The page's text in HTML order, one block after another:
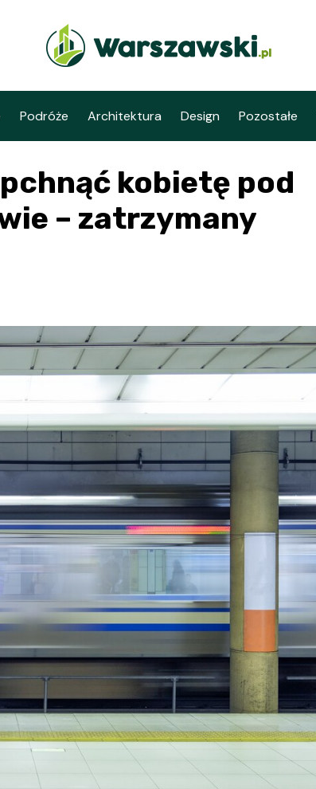
Podróże Architektura Design Pozostałe
kobietę pod
– zatrzymany